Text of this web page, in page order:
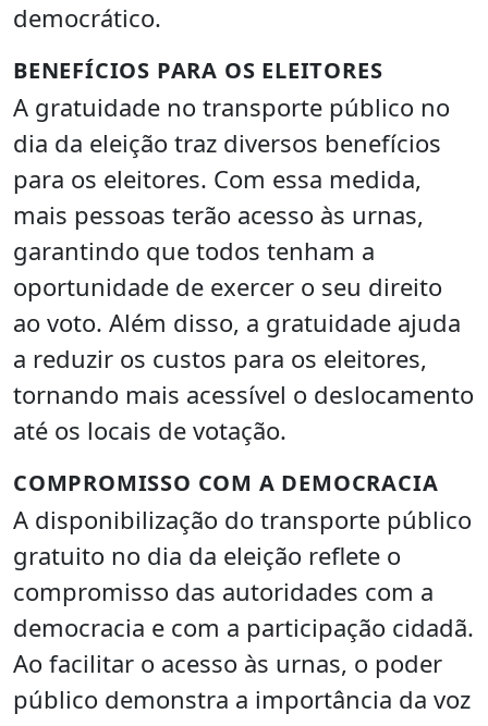
democrático.
BENEFÍCIOS PARA OS ELEITORES
A gratuidade no transporte público no
dia da eleição traz diversos benefícios
para os eleitores. Com essa medida,
mais pessoas terão acesso às urnas,
garantindo que todos tenham a
oportunidade de exercer o seu direito
ao voto. Além disso, a gratuidade ajuda
a reduzir os custos para os eleitores,
tornando mais acessível o deslocamento
até os locais de votação.
COMPROMISSO COM A DEMOCRACIA
A disponibilização do transporte público
gratuito no dia da eleição reflete o
compromisso das autoridades com a
democracia e com a participação cidadã.
Ao facilitar o acesso às urnas, o poder
público demonstra a importância da voz